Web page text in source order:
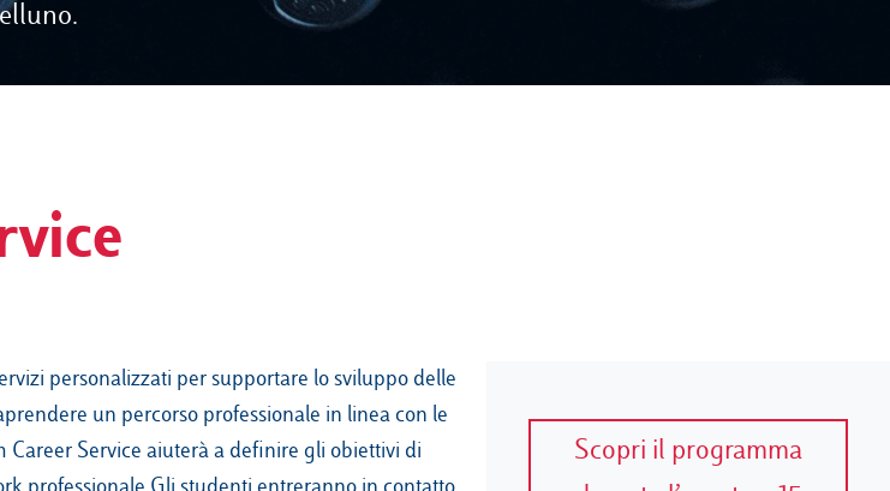
personalizzati per supportare lo sviluppo delle
un percorso professionale in linea con le
Service aiuterà a definire gli obiettivi di
Scopri il programma